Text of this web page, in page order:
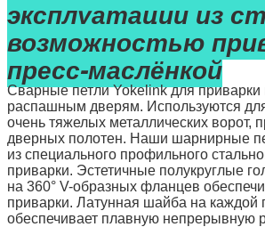
эксплуатации из
возможностью
пресс-маслёнкой
Сварные петли Yokelink для приварки
распашным дверям. Используются
очень тяжелых металлических ворот,
дверных полотен. Наши шарнирные
из специального профильного
приварки. Эстетичные полукруглые
на 360° V-образных фланцев
приварки. Латунная шайба на каждой
обеспечивает плавную непрерывную